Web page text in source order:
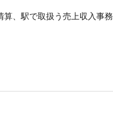
、駅で取扱う売上収入事務